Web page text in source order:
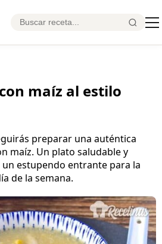
maíz al estilo
preparar una auténtica
maíz. Un plato saludable y
estupendo entrante para la
de la semana.